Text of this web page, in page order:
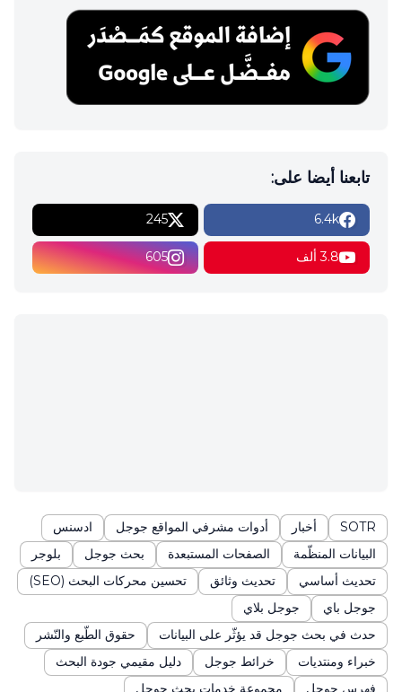
تابعنا أيضا على:
6.4k
245
3.8 ألف 605
SOTR أخبار أدوات مشرفي المواقع جوجل
ادسنس
البيانات المنظّمة
الصفحات المستبعدة بحث جوجل
بلوجر
تحديث أساسي
تحديث وثائق
تحسين محركات البحث (SEO)
جوجل باي
جوجل بلاي
حدث في بحث جوجل قد يؤثّر على البيانات
حقوق الطّبع والنّشر
خبراء ومنتديات
خرائط جوجل
دليل مقيمي جودة البحث